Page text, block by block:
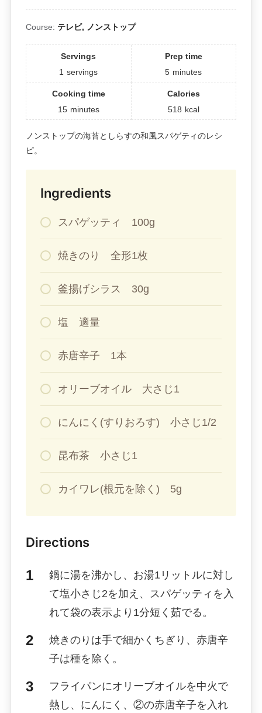
Course: テレビ, ノンストップ
Servings
1 servings
Prep time
5 minutes
Cooking time
15 minutes
Calories
518 kcal
ノンストップの海苔としらすの和風スパゲティのレシ
ピ。
Ingredients
スパゲッティ 100g
焼きのり 全形1枚
釜揚げシラス 30g
塩 適量
赤唐辛子 1本
オリーブオイル 大さじ1
にんにく(すりおろす) 小さじ1/2
昆布茶 小さじ1
カイワレ(根元を除く) 5g
Directions
鍋に湯を沸かし、お湯1リットルに対し
て塩小さじ2を加え、スパゲッティを入
れて袋の表示より1分短く茹でる。
焼きのりは手で細かくちぎり、赤唐辛
子は種を除く。
フライパンにオリーブオイルを中火で
熱し、にんにく、②の赤唐辛子を入れ